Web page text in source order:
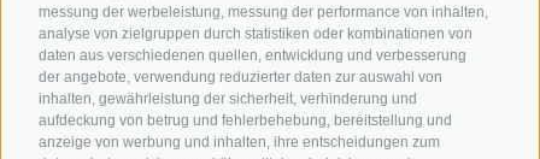
messung der werbeleistung, messung der performance von inhalten,
analyse von zielgruppen durch statistiken oder kombinationen von
daten aus verschiedenen quellen, entwicklung und verbesserung
der angebote, verwendung reduzierter daten zur auswahl von
inhalten, gewährleistung der sicherheit, verhinderung und
aufdeckung von betrug und fehlerbehebung, bereitstellung und
anzeige von werbung und inhalten, ihre entscheidungen zum
Bike-Schulen
Tourenzentrale